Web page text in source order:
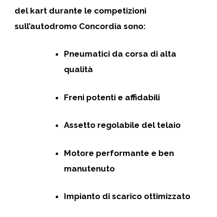
del kart durante le competizioni
sull’autodromo Concordia sono:
Pneumatici da corsa di alta
qualità
Freni potenti e affidabili
Assetto regolabile del telaio
Motore performante e ben
manutenuto
Impianto di scarico ottimizzato